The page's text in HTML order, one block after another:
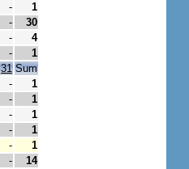
-
1
-
30
-
4
-
1
31 Sum
-
1
-
1
-
1
-
1
-
1
-
14